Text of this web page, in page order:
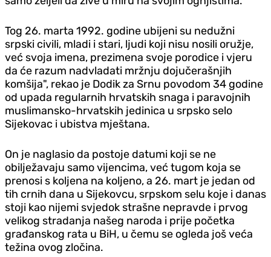
Tog 26. marta 1992. godine ubijeni su nedužni
srpski civili, mladi i stari, ljudi koji nisu nosili oružje,
već svoja imena, prezimena svoje porodice i vjeru
da će razum nadvladati mržnju dojučerašnjih
komšija", rekao je Dodik za Srnu povodom 34 godine
od upada regularnih hrvatskih snaga i paravojnih
muslimansko-hrvatskih jedinica u srpsko selo
Sijekovac i ubistva mještana.
On je naglasio da postoje datumi koji se ne
obilježavaju samo vijencima, već tugom koja se
prenosi s koljena na koljeno, a 26. mart je jedan od
tih crnih dana u Sijekovcu, srpskom selu koje i danas
stoji kao nijemi svjedok strašne nepravde i prvog
velikog stradanja našeg naroda i prije početka
građanskog rata u BiH, u čemu se ogleda još veća
težina ovog zločina.